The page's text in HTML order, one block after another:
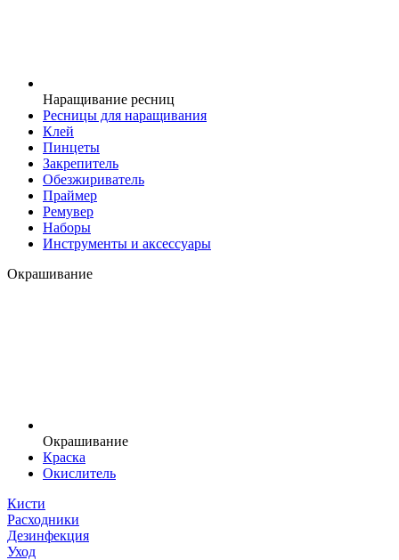
Наращивание ресниц
Ресницы для наращивания
Клей
Пинцеты
Закрепитель
Обезжириватель
Праймер
Ремувер
Наборы
Инструменты и аксессуары
Окрашивание
Окрашивание
Краска
Окислитель
Кисти
Расходники
Дезинфекция
Уход